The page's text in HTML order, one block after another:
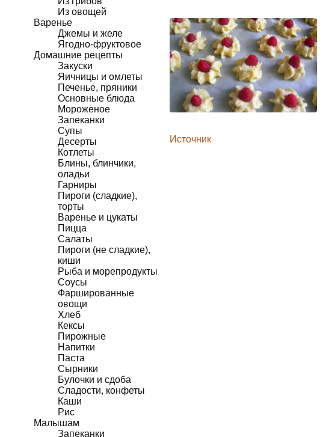
Из овощей
Варенье
Джемы и желе
Ягодно-фруктовое
Домашние рецепты
Закуски
Яичницы и омлеты
Печенье, пряники
Основные блюда
Мороженое
Запеканки
Супы
Десерты
Котлеты
Блины, блинчики,
оладьи
Гарниры
Пироги (сладкие),
торты
Варенье и цукаты
Пицца
Салаты
Пироги (не сладкие),
киши
Рыба и морепродукты
Соусы
Фаршированные
овощи
Хлеб
Кексы
Пирожные
Напитки
Паста
Сырники
Булочки и сдоба
Сладости, конфеты
Каши
Рис
Малышам
Запеканки
Источник